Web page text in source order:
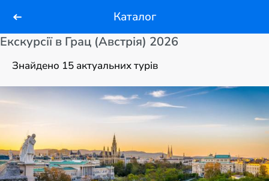
Каталог
Екскурсії в Грац (Австрія) 2026
Знайдено 15 актуальних турів